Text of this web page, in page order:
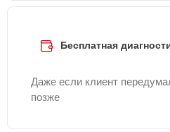
Бесплатная
Даже если клиент
позже